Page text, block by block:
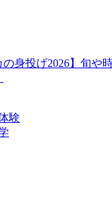
の身投げ2026】旬や
験